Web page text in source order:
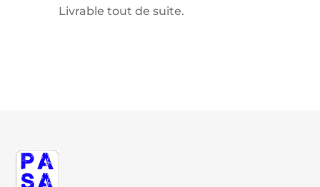
Livrable tout de suite.